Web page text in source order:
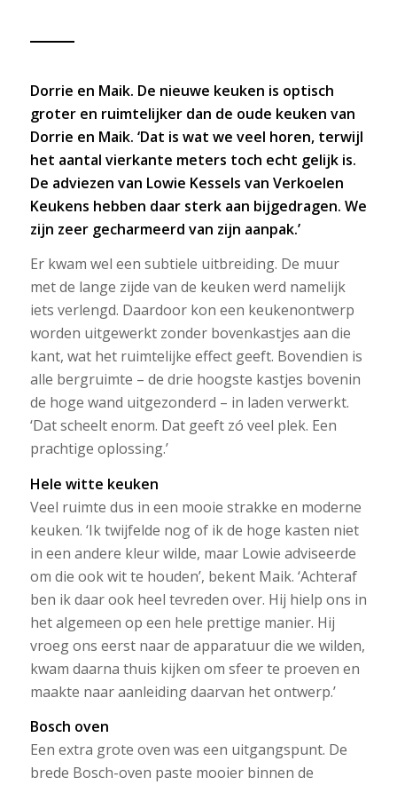
Dorrie en Maik. De nieuwe keuken is optisch
groter en ruimtelijker dan de oude keuken van
Dorrie en Maik. ‘Dat is wat we veel horen, terwijl
het aantal vierkante meters toch echt gelijk is.
De adviezen van Lowie Kessels van Verkoelen
Keukens hebben daar sterk aan bijgedragen. We
zijn zeer gecharmeerd van zijn aanpak.’
Er kwam wel een subtiele uitbreiding. De muur
met de lange zijde van de keuken werd namelijk
iets verlengd. Daardoor kon een keukenontwerp
worden uitgewerkt zonder bovenkastjes aan die
kant, wat het ruimtelijke effect geeft. Bovendien is
alle bergruimte – de drie hoogste kastjes bovenin
de hoge wand uitgezonderd – in laden verwerkt.
‘Dat scheelt enorm. Dat geeft zó veel plek. Een
prachtige oplossing.’
Hele witte keuken
Veel ruimte dus in een mooie strakke en moderne
keuken. ‘Ik twijfelde nog of ik de hoge kasten niet
in een andere kleur wilde, maar Lowie adviseerde
om die ook wit te houden’, bekent Maik. ‘Achteraf
ben ik daar ook heel tevreden over. Hij hielp ons in
het algemeen op een hele prettige manier. Hij
vroeg ons eerst naar de apparatuur die we wilden,
kwam daarna thuis kijken om sfeer te proeven en
maakte naar aanleiding daarvan het ontwerp.’
Bosch oven
Een extra grote oven was een uitgangspunt. De
brede Bosch-oven paste mooier binnen de